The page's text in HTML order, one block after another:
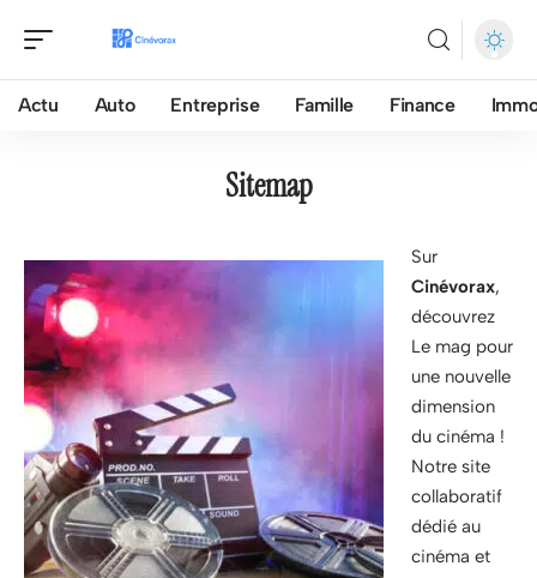
Actu Auto Entreprise Famille Finance
Sitemap
Sur
Cinévorax,
découvrez
Le mag pour
une nouvelle
dimension
du cinéma !
Notre site
collaboratif
dédié au
cinéma et